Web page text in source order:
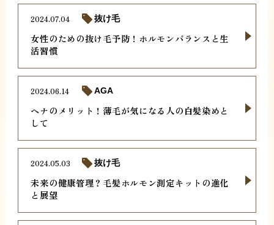
女性のための抜け毛予防！ホルモンバランスと生
活習慣
2024.07.04 抜け毛
ヘナのメリット！薄毛が気になる人の白髪染めと
して
2024.06.14 AGA
未来の健康管理？毛髪ホルモン測定キットの進化
と展望
2024.05.03 抜け毛